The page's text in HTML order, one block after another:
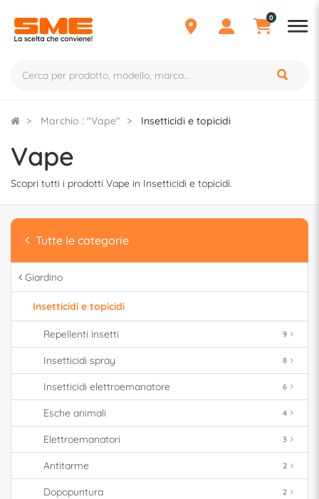
0
Marchio : "Vape" Insetticidi e topicidi
Vape
Scopri tutti i prodotti Vape in Insetticidi e topicidi.
Tutte le categorie
Giardino
Insetticidi e topicidi
9
Repellenti insetti
8
Insetticidi spray
6
Insetticidi elettroemanatore
4
Esche animali
3
Elettroemanatori
2
Antitarme
2
Dopopuntura